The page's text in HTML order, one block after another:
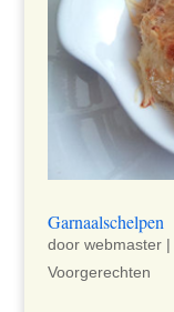
Garnaalschelpen
door webmaster|
Voorgerechten